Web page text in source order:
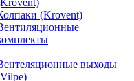
(Krovent)
выходы